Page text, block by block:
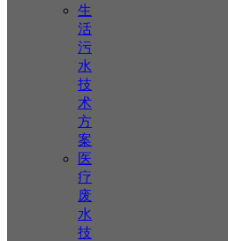
生
活
污
水
技
术
方
案
医
疗
废
水
技